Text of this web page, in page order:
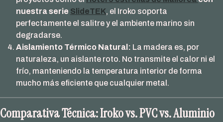
nuestra serie SlideTEK, el Iroko soporta
perfectamente el salitre y el ambiente marino sin
degradarse.
Aislamiento Térmico Natural: La madera es, por
naturaleza, un aislante roto. No transmite el calor ni el
frío, manteniendo la temperatura interior de forma
mucho más eficiente que cualquier metal.
Comparativa Técnica: Iroko vs. PVC vs. Aluminio